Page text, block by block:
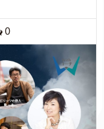
0